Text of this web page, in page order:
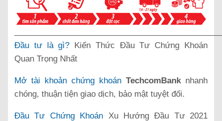
Đầu tư là gì? Kiến Thức Đầu Tư Chứng Khoán
Quan Trọng Nhất
Mở tài khoản chứng khoán TechcomBank nhanh
chóng, thuận tiện giao dịch, bảo mật tuyệt đối.
Đầu Tư Chứng Khoán Xu Hướng Đầu Tư 2021